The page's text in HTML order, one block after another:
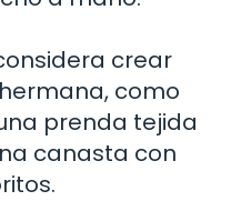
crear
como
prenda tejida
canasta con